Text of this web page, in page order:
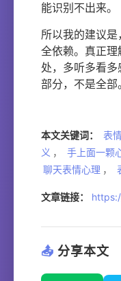
能识别不出来。
所以我的建议
全依赖。真正
处，多听多看
部分，不是全部。
本文关键词： 表
义 ， 手上面一颗
聊天表情心理 ，
文章链接：
📤 分享本文